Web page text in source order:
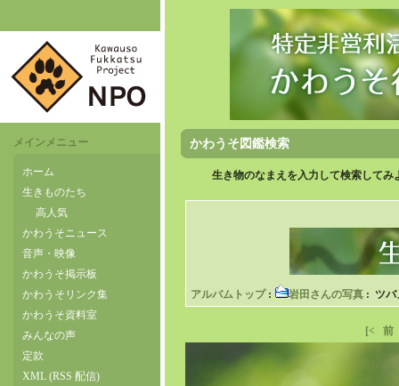
メインメニュー
ホーム
生きものたち
高人気
かわうそニュース
音声・映像
かわうそ掲示板
かわうそリンク集
かわうそ資料室
みんなの声
定款
XML (RSS 配信)
かわうそ図鑑検索
生き物のなまえを入力して検索して
アルバムトップ: 岩田さんの写真 : ツバ
[< 前